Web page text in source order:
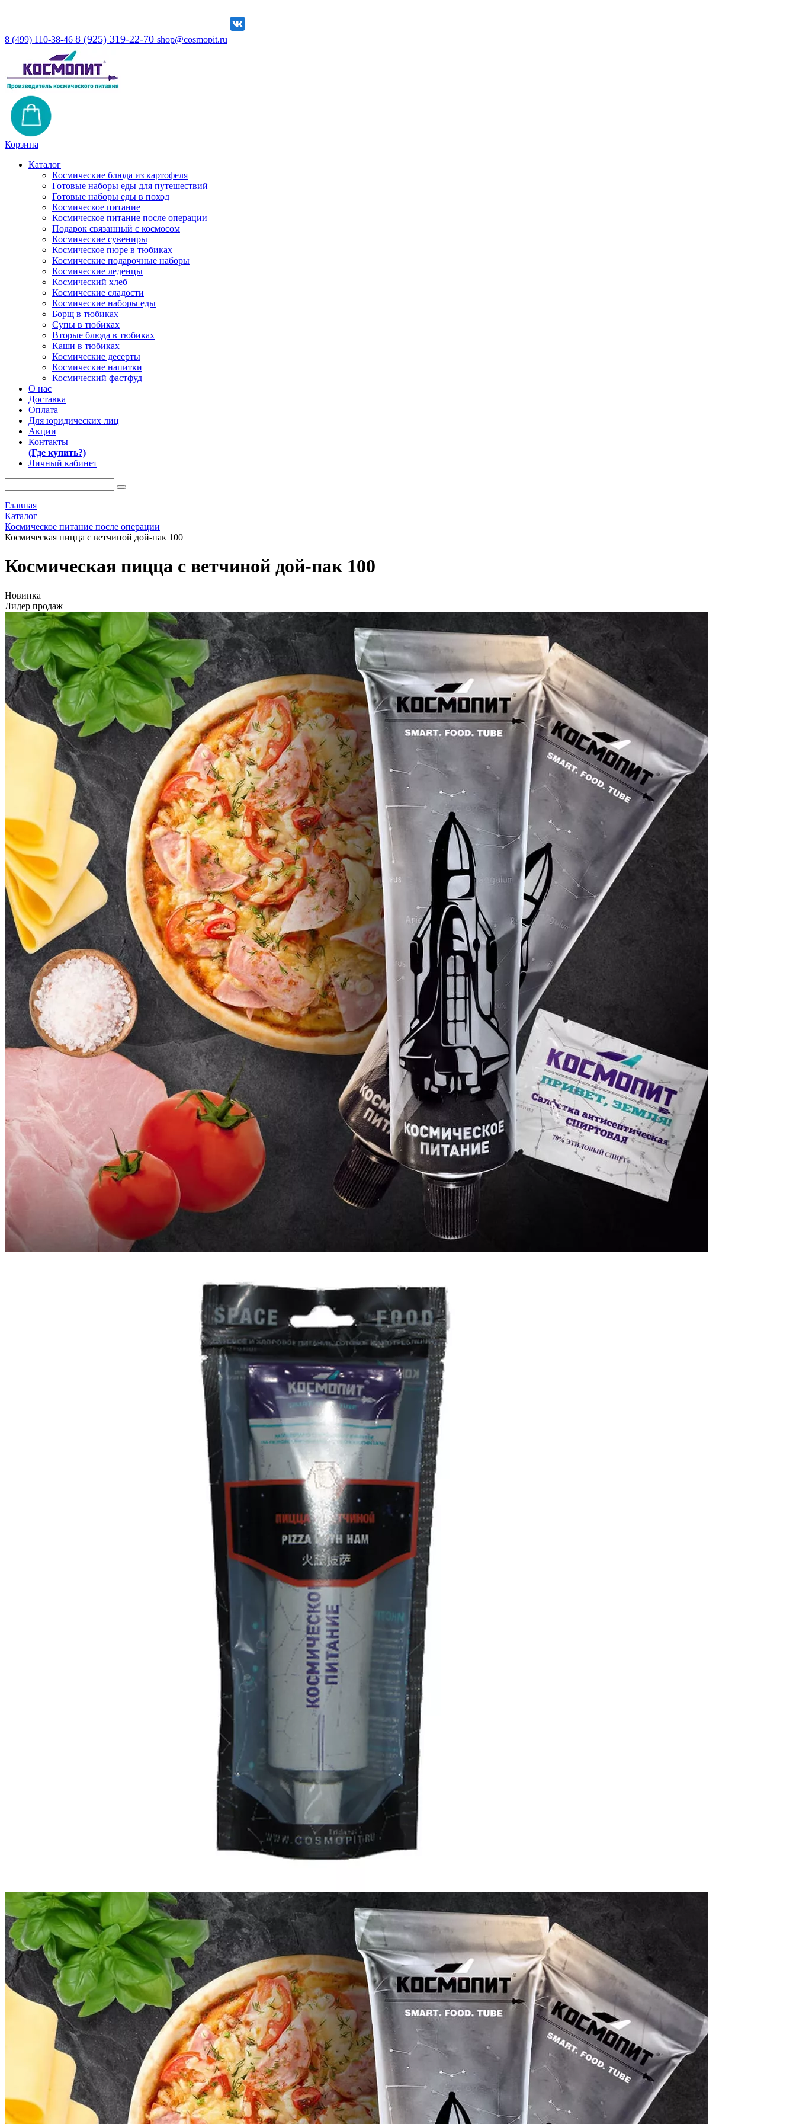
8 (499) 110-38-46 8 (925) 319-22-70 shop@cosmopit.ru
Корзина
Каталог
Космические блюда из картофеля
Готовые наборы еды для путешествий
Готовые наборы еды в поход
Космическое питание
Космическое питание после операции
Подарок связанный с космосом
Космические сувениры
Космическое пюре в тюбиках
Космические подарочные наборы
Космические леденцы
Космический хлеб
Космические сладости
Космические наборы еды
Борщ в тюбиках
Супы в тюбиках
Вторые блюда в тюбиках
Каши в тюбиках
Космические десерты
Космические напитки
Космический фастфуд
О нас
Доставка
Оплата
Для юридических лиц
Акции
Контакты
(Где купить?)
Личный кабинет
Главная
Каталог
Космическое питание после операции
Космическая пицца с ветчиной дой-пак 100
Космическая пицца с ветчиной дой-пак 100
Новинка
Лидер продаж